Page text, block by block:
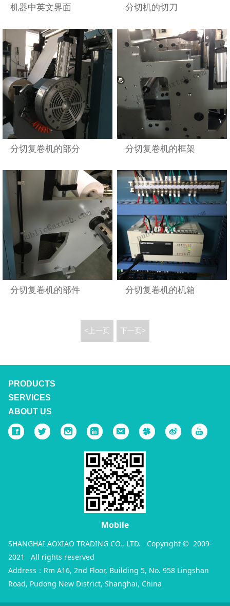
机器中英文界面 分切机的切刀
分切复卷机的部分 分切复卷机的框架
分切复卷机的部件 分切复卷机的机箱
<上一页 下一页>
PRODUCTS
SERVICES
ABOUT US
Mobile
SHANGHAI AOXIAO TRADING CO., LTD. Copyright © 2009-
2021 All rights reserved
Address：Rm A16, 2nd Floor, Building 5, No. 958 Lingshan
Road, Pudong New District, Shanghai, China